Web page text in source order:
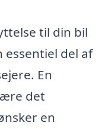
til din bil
del af
En
det
en